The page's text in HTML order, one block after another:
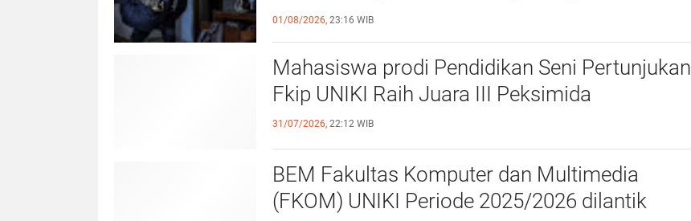
Kewaspadaan
01/08/2026, 23:16 WIB
Mahasiswa prodi Pendidikan Seni Pertunjukan
Fkip UNIKI Raih Juara III Peksimida
31/07/2026, 22:12 WIB
BEM Fakultas Komputer dan Multimedia
(FKOM) UNIKI Periode 2025/2026 dilantik